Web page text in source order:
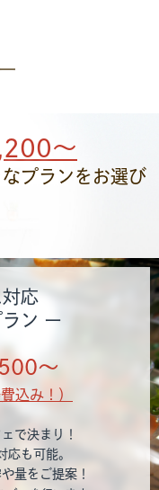
〜
プランをお選び
対応
ン ー
〜
込み！）
で決まり！
応も可能。
量をご提案！